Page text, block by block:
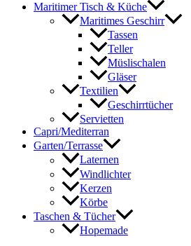
Maritimer Tisch & Küche
Maritimes Geschirr
Tassen
Teller
Müslischalen
Gläser
Textilien
Geschirrtücher
Servietten
Capri/Mediterran
Garten/Terrasse
Laternen
Windlichter
Kerzen
Körbe
Taschen & Tücher
Hopemade